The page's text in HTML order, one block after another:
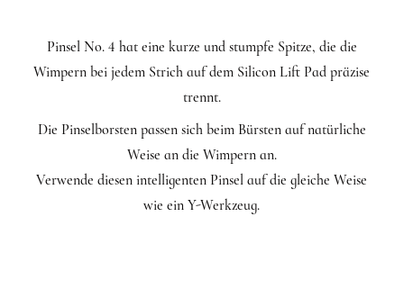
Pinsel No. 4 hat eine kurze und stumpfe Spitze, die die
Wimpern bei jedem Strich auf dem Silicon Lift Pad präzise
trennt.
Die Pinselborsten passen sich beim Bürsten auf natürliche
Weise an die Wimpern an.
Verwende diesen intelligenten Pinsel auf die gleiche Weise
wie ein Y-Werkzeug.